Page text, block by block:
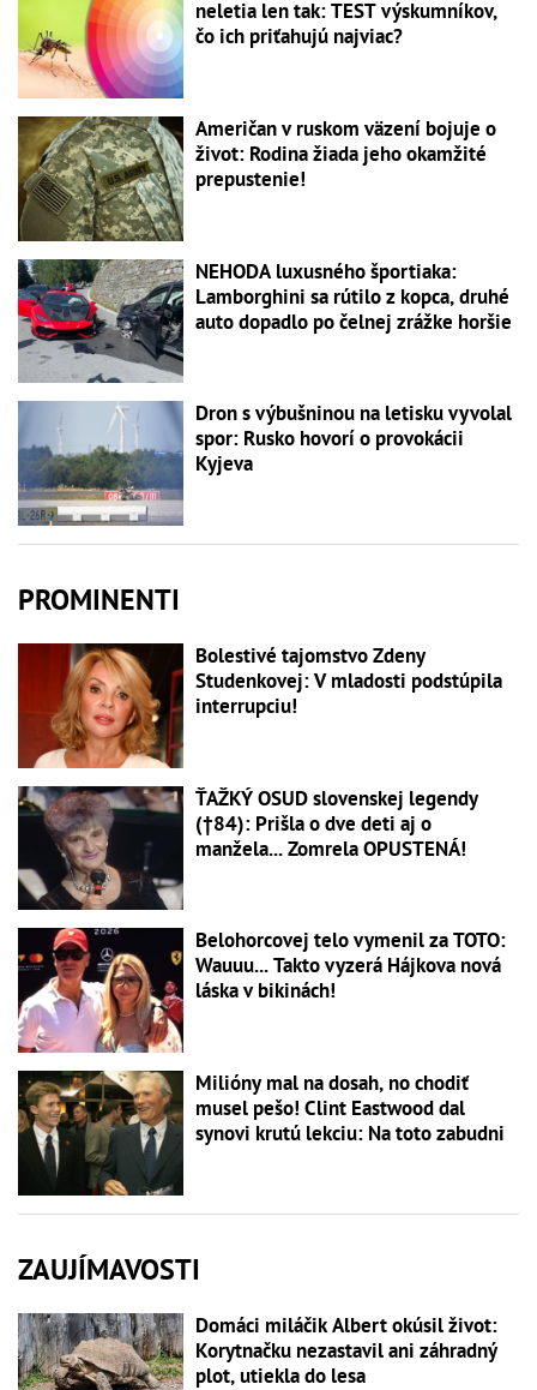
neletia len tak: TEST výskumníkov,
čo ich priťahujú najviac?
Američan v ruskom väzení bojuje o
život: Rodina žiada jeho okamžité
prepustenie!
NEHODA luxusného športiaka:
Lamborghini sa rútilo z kopca, druhé
auto dopadlo po čelnej zrážke horšie
Dron s výbušninou na letisku vyvolal
spor: Rusko hovorí o provokácii
Kyjeva
PROMINENTI
Bolestivé tajomstvo Zdeny
Studenkovej: V mladosti podstúpila
interrupciu!
ŤAŽKÝ OSUD slovenskej legendy
(†84): Prišla o dve deti aj o
manžela... Zomrela OPUSTENÁ!
Belohorcovej telo vymenil za TOTO:
Wauuu... Takto vyzerá Hájkova nová
láska v bikinách!
Milióny mal na dosah, no chodiť
musel pešo! Clint Eastwood dal
synovi krutú lekciu: Na toto zabudni
ZAUJÍMAVOSTI
Domáci miláčik Albert okúsil život:
Korytnačku nezastavil ani záhradný
plot, utiekla do lesa